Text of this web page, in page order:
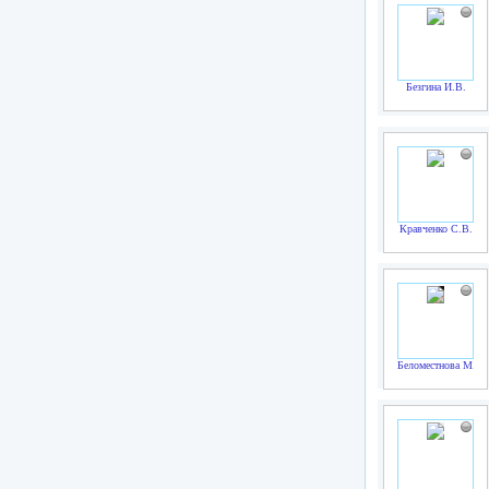
Безгина И.В.
Кравченко С.В.
Беломестнова М.Г.